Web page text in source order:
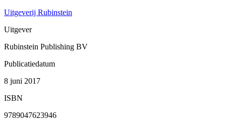
Uitgeverij Rubinstein
Uitgever
Rubinstein Publishing BV
Publicatiedatum
8 juni 2017
ISBN
9789047623946